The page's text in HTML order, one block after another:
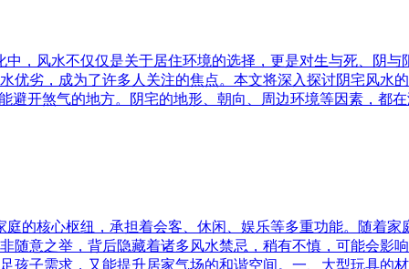
，风水不仅仅是关于居住环境的选择，更是对生与死、阴
优劣，成为了许多人关注的焦点。本文将深入探讨阴宅风水
避开煞气的地方。阴宅的地形、朝向、周边环境等因素，都
的核心枢纽，承担着会客、休闲、娱乐等多重功能。随着
随意之举，背后隐藏着诸多风水禁忌，稍有不慎，可能会影
孩子需求，又能提升居家气场的和谐空间。一、大型玩具的